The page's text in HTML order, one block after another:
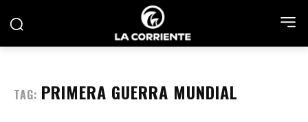
TAG: PRIMERA GUERRA MUNDIAL